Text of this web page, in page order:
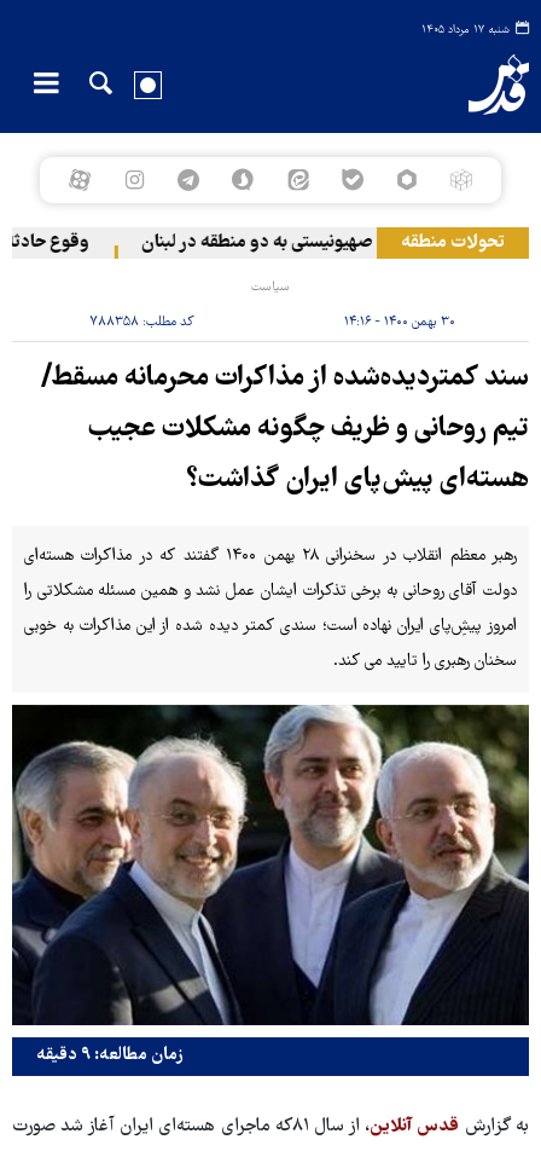
شنبه ۱۷ مرداد ۱۴۰۵
تحولات منطقه
حمله رژیم صهیونیستی به دو منطقه در لبنان وقوع حادثه
سیاست
۳۰ بهمن ۱۴۰۰ - ۱۴:۱۶ کد مطلب:۷۸۸۳۵۸
سند کمتردیده‌شده از مذاکرات محرمانه مسقط/
تیم روحانی و ظریف چگونه مشکلات عجیب
هسته‌ای پیش‌پای ایران گذاشت؟
رهبر معظم انقلاب در سخنرانی ۲۸ بهمن ۱۴۰۰ گفتند که در مذاکرات هسته‌ای
دولت آقای روحانی به برخی تذکرات ایشان عمل نشد و همین مسئله مشکلاتی را
امروز پیشِ‌پای ایران نهاده است؛ سندی کمتر دیده شده از این مذاکرات به خوبی
سخنان رهبری را تایید می کند.
زمان مطالعه: ۹ دقیقه
به گزارش قدس آنلاین
، از سال ۸۱که ماجرای هسته‌ای ایران آغاز شد صورت